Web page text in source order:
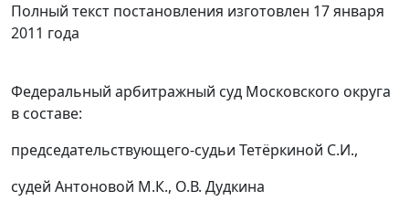
Полный текст постановления изготовлен 17 января
2011 года
Федеральный арбитражный суд Московского округа
в составе:
председательствующего-судьи Тетёркиной С.И.,
судей Антоновой М.К., О.В. Дудкина